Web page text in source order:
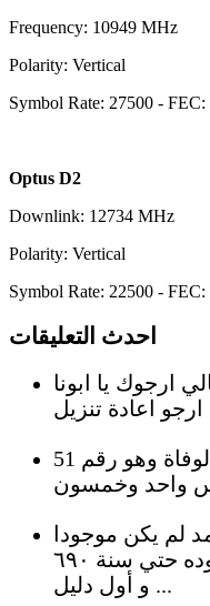
Frequency: 10949 MHz
Polarity: Vertical
Symbol Rate: 27500 - FEC:
Optus D2
Downlink: 12734 MHz
Polarity: Vertical
Symbol Rate: 22500 - FEC:
احدث التعليقات
ارجوك يا ابونا
هناك خطء املائي في شهادة الوفاة وهو رقم 51
لم يكن موجودا
بالأساس لأن مفيش أي دليل علي وجوده حتي سنة ٦٩٠
و أول دليل ...